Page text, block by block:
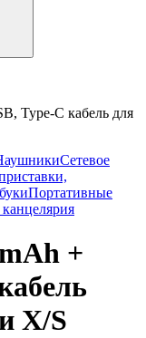
Type-C кабель для
Сетевое
Портативные
+
X/S